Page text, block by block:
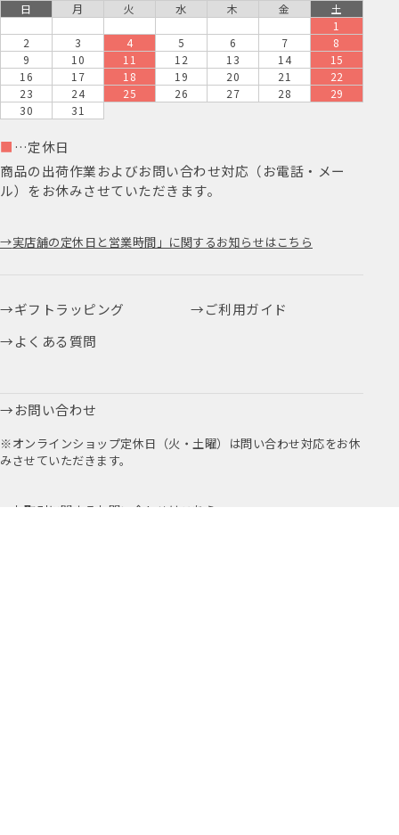
日 月 火 水 木 金
土
1
2
3 4 5 6 7
8
9
10 11 12 13 14
15
16
17 18 19 20 21
22
23
24 25 26 27 28
29
30
31
■ …定休日
商品の出荷作業およびお問い合わせ対応（お電話・メー
ル）をお休みさせていただきます。
実店舗の定休日と営業時間」に関するお知らせはこちら
ギフトラッピング
ご利用ガイド
よくある質問
お問い合わせ
※オンラインショップ定休日（火・土曜）は問い合わせ対応をお休
みさせていただきます。
お取引に関するお問い合わせはこちら